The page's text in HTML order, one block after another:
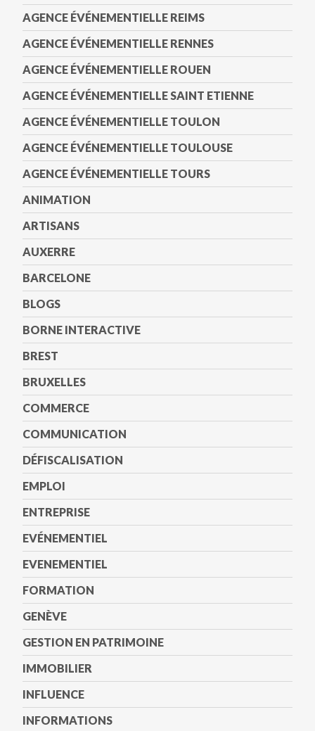
AGENCE ÉVÉNEMENTIELLE REIMS
AGENCE ÉVÉNEMENTIELLE RENNES
AGENCE ÉVÉNEMENTIELLE ROUEN
AGENCE ÉVÉNEMENTIELLE SAINT ETIENNE
AGENCE ÉVÉNEMENTIELLE TOULON
AGENCE ÉVÉNEMENTIELLE TOULOUSE
AGENCE ÉVÉNEMENTIELLE TOURS
ANIMATION
ARTISANS
AUXERRE
BARCELONE
BLOGS
BORNE INTERACTIVE
BREST
BRUXELLES
COMMERCE
COMMUNICATION
DÉFISCALISATION
EMPLOI
ENTREPRISE
EVÉNEMENTIEL
EVENEMENTIEL
FORMATION
GENÈVE
GESTION EN PATRIMOINE
IMMOBILIER
INFLUENCE
INFORMATIONS